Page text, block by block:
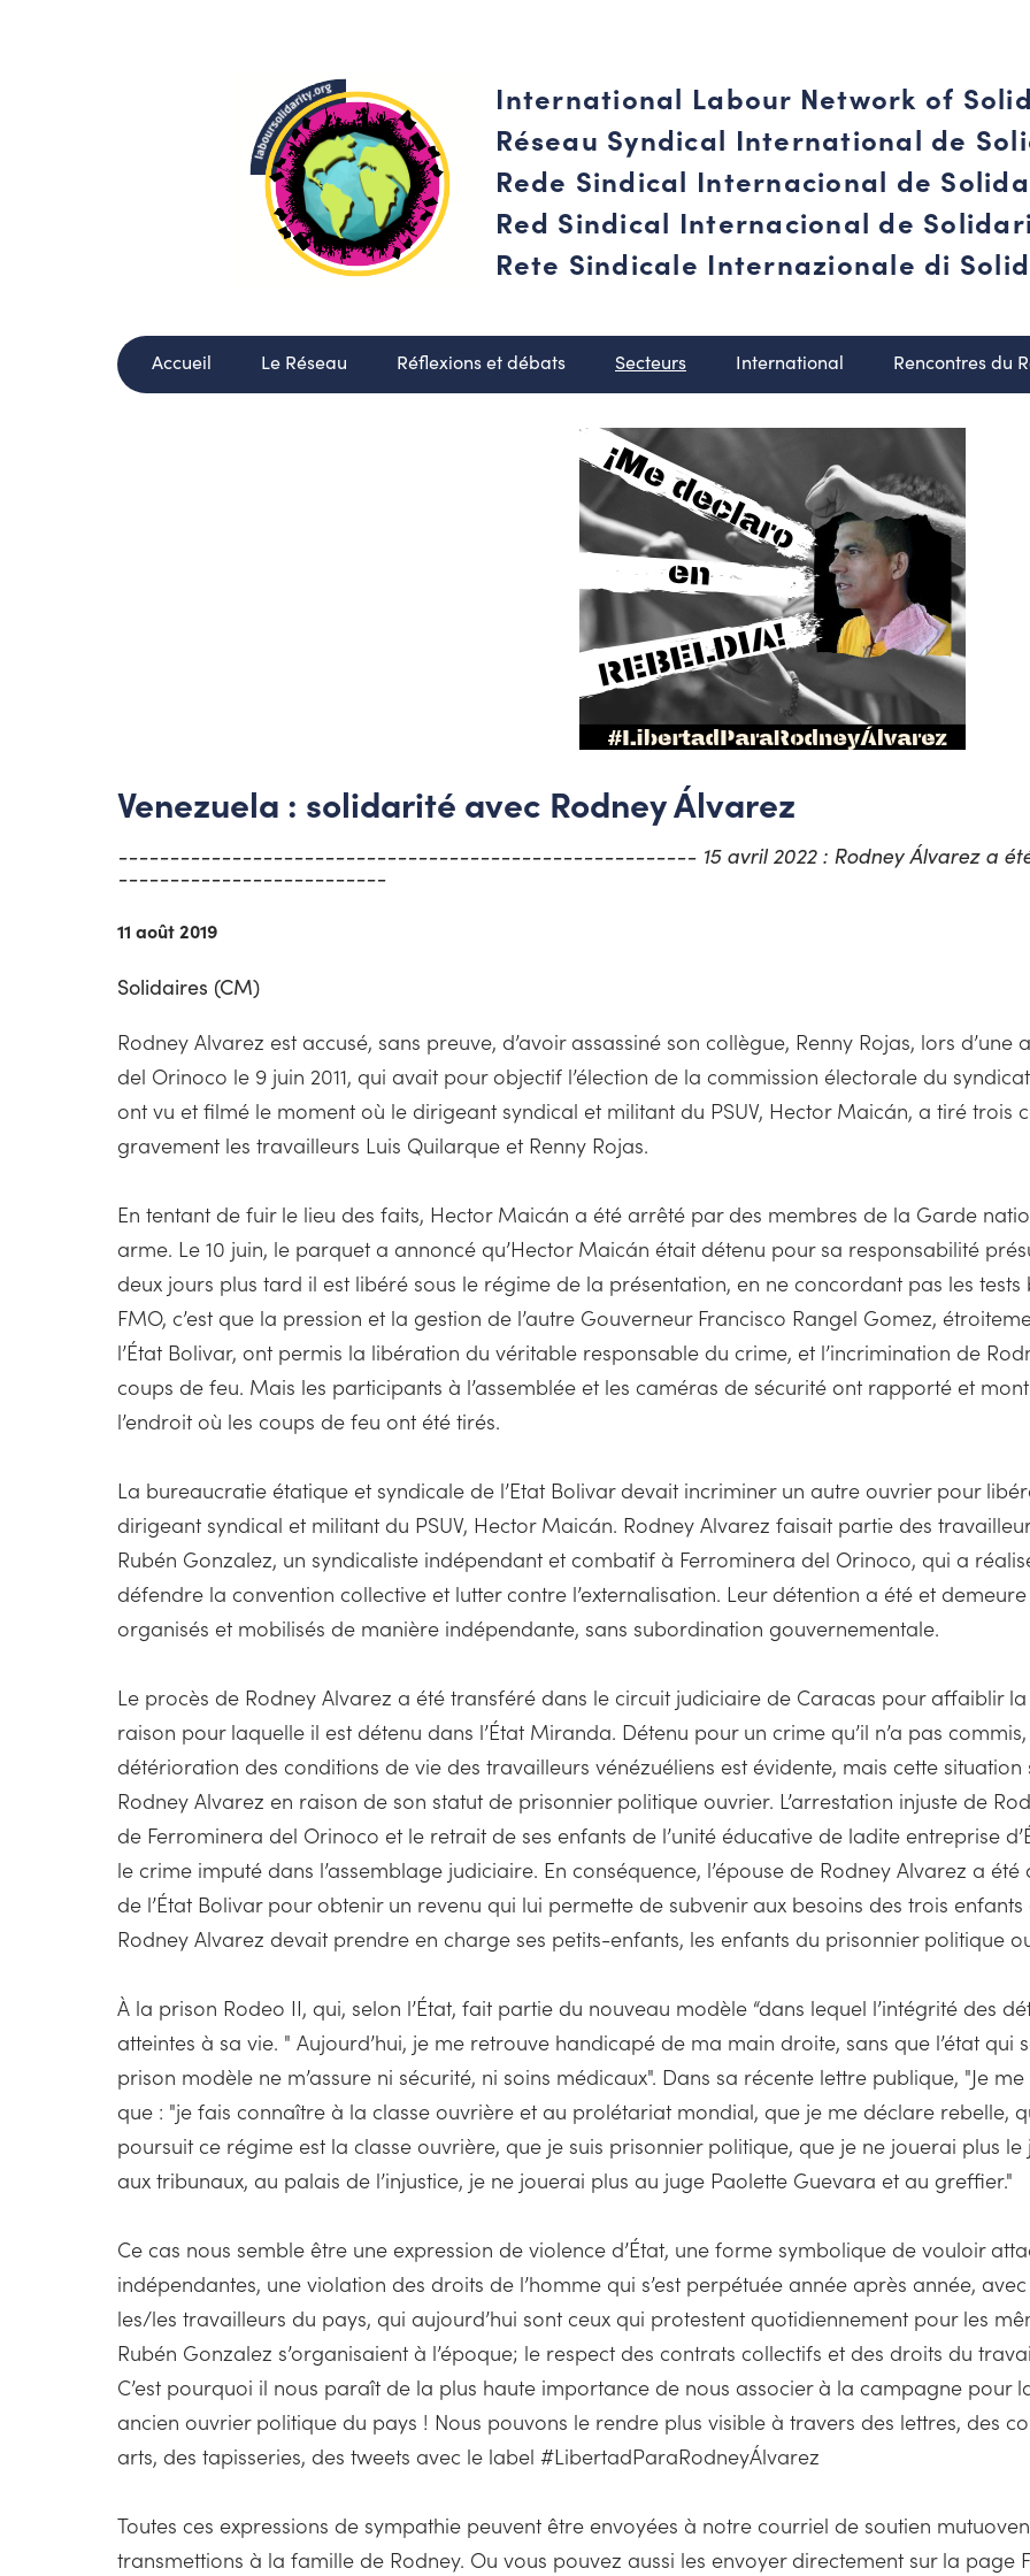
International Labour Network of
Réseau Syndical International de
Rede Sindical Internacional de
Red Sindical Internacional de
Rete Sindicale Internazionale di
Accueil Le Réseau Réflexions et débats Secteurs International Rencontres du
Venezuela : solidarité avec Rodney Álvarez
-------------------------------------------------------- 15 avril 2022 : Rodney Álvarez
--------------------------
11 août 2019
Solidaires (CM)
Rodney Alvarez est accusé, sans preuve, d’avoir assassiné son collègue, Renny Rojas, lors
del Orinoco le 9 juin 2011, qui avait pour objectif l’élection de la commission électorale du
ont vu et filmé le moment où le dirigeant syndical et militant du PSUV, Hector Maicán, a tiré trois
gravement les travailleurs Luis Quilarque et Renny Rojas.
En tentant de fuir le lieu des faits, Hector Maicán a été arrêté par des membres de la Garde
arme. Le 10 juin, le parquet a annoncé qu’Hector Maicán était détenu pour sa responsabilité
deux jours plus tard il est libéré sous le régime de la présentation, en ne concordant pas les tests
FMO, c’est que la pression et la gestion de l’autre Gouverneur Francisco Rangel Gomez,
l’État Bolivar, ont permis la libération du véritable responsable du crime, et l’incrimination de
coups de feu. Mais les participants à l’assemblée et les caméras de sécurité ont rapporté et
l’endroit où les coups de feu ont été tirés.
La bureaucratie étatique et syndicale de l’Etat Bolivar devait incriminer un autre ouvrier pour
dirigeant syndical et militant du PSUV, Hector Maicán. Rodney Alvarez faisait partie des
Rubén Gonzalez, un syndicaliste indépendant et combatif à Ferrominera del Orinoco, qui a
défendre la convention collective et lutter contre l’externalisation. Leur détention a été et
organisés et mobilisés de manière indépendante, sans subordination gouvernementale.
Le procès de Rodney Alvarez a été transféré dans le circuit judiciaire de Caracas pour affaiblir
raison pour laquelle il est détenu dans l’État Miranda. Détenu pour un crime qu’il n’a pas
détérioration des conditions de vie des travailleurs vénézuéliens est évidente, mais cette
Rodney Alvarez en raison de son statut de prisonnier politique ouvrier. L’arrestation injuste de
de Ferrominera del Orinoco et le retrait de ses enfants de l’unité éducative de ladite entreprise
le crime imputé dans l’assemblage judiciaire. En conséquence, l’épouse de Rodney Alvarez a
de l’État Bolivar pour obtenir un revenu qui lui permette de subvenir aux besoins des trois
Rodney Alvarez devait prendre en charge ses petits-enfants, les enfants du prisonnier politique
À la prison Rodeo II, qui, selon l’État, fait partie du nouveau modèle “dans lequel l’intégrité des
atteintes à sa vie. " Aujourd’hui, je me retrouve handicapé de ma main droite, sans que l’état
prison modèle ne m’assure ni sécurité, ni soins médicaux". Dans sa récente lettre publique, "Je
que : "je fais connaître à la classe ouvrière et au prolétariat mondial, que je me déclare rebelle,
poursuit ce régime est la classe ouvrière, que je suis prisonnier politique, que je ne jouerai plus le
aux tribunaux, au palais de l’injustice, je ne jouerai plus au juge Paolette Guevara et au greffier."
Ce cas nous semble être une expression de violence d’État, une forme symbolique de vouloir
indépendantes, une violation des droits de l’homme qui s’est perpétuée année après année,
les/les travailleurs du pays, qui aujourd’hui sont ceux qui protestent quotidiennement pour les
Rubén Gonzalez s’organisaient à l’époque; le respect des contrats collectifs et des droits du
C’est pourquoi il nous paraît de la plus haute importance de nous associer à la campagne pour
ancien ouvrier politique du pays ! Nous pouvons le rendre plus visible à travers des lettres, des
arts, des tapisseries, des tweets avec le label #LibertadParaRodneyÁlvarez
Toutes ces expressions de sympathie peuvent être envoyées à notre courriel de soutien
transmettions à la famille de Rodney. Ou vous pouvez aussi les envoyer directement sur la page